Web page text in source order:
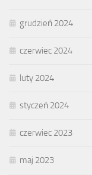
grudzień 2024
czerwiec 2024
luty 2024
styczeń 2024
czerwiec 2023
maj 2023